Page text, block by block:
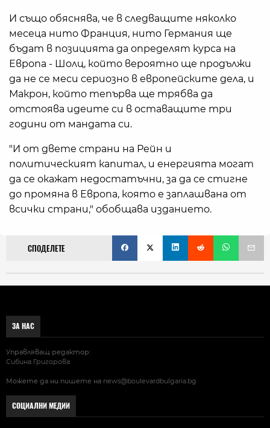
И също обяснява, че в следващите няколко
месеца нито Франция, нито Германия ще
бъдат в позицията да определят курса на
Европа - Шолц, който вероятно ще продължи
да не се меси сериозно в европейските дела, и
Макрон, който тепърва ще трябва да
отстоява идеите си в оставащите три
години от мандата си.
"И от двете страни на Рейн и
политическият капитал, и енергията могат
да се окажат недостатъчни, за да се стигне
до промяна в Европа, която е заплашвана от
всички страни," обобщава изданието.
СПОДЕЛЕТЕ
ЗА НАС
Управляващ редактор:
Сибина Григорова
Можете да ни пишете на news@boulevardbulgaria.bg
СОЦИАЛНИ МЕДИИ